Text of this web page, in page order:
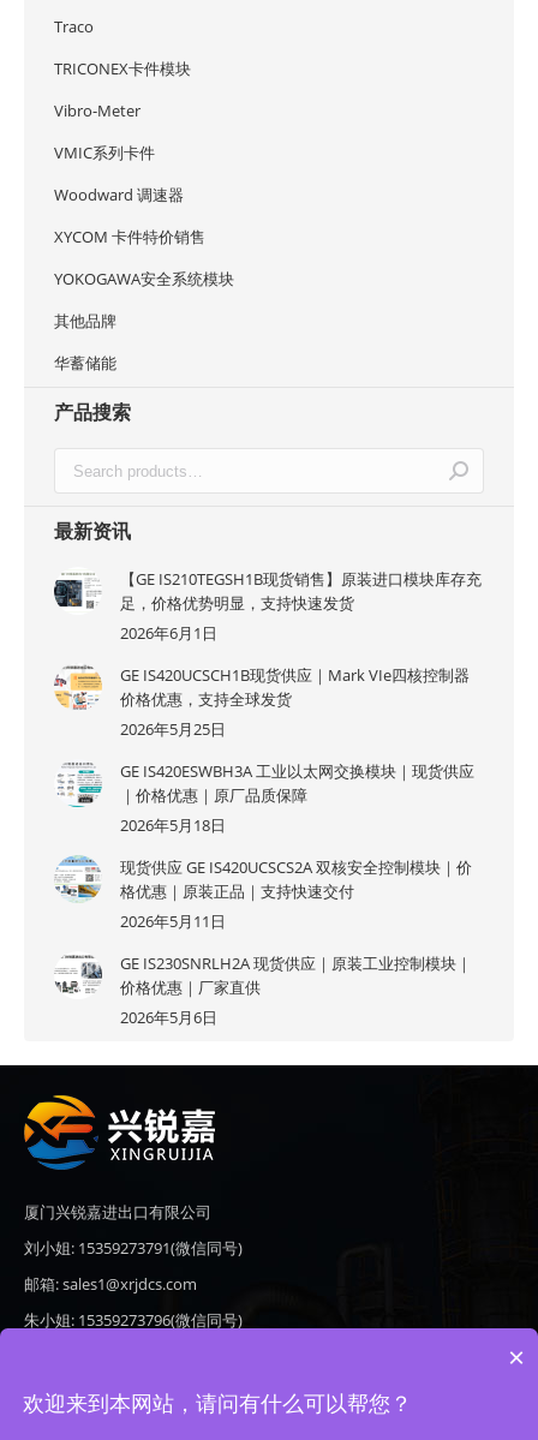
Traco
TRICONEX卡件模块
Vibro-Meter
VMIC系列卡件
Woodward 调速器
XYCOM 卡件特价销售
YOKOGAWA安全系统模块
其他品牌
华蓄储能
产品搜索
最新资讯
【GE IS210TEGSH1B现货销售】原装进口模块库存充
足，价格优势明显，支持快速发货
2026年6月1日
GE IS420UCSCH1B现货供应｜Mark VIe四核控制器
价格优惠，支持全球发货
2026年5月25日
GE IS420ESWBH3A 工业以太网交换模块｜现货供应
｜价格优惠｜原厂品质保障
2026年5月18日
现货供应 GE IS420UCSCS2A 双核安全控制模块｜价
格优惠｜原装正品｜支持快速交付
2026年5月11日
GE IS230SNRLH2A 现货供应｜原装工业控制模块｜
价格优惠｜厂家直供
2026年5月6日
厦门兴锐嘉进出口有限公司
刘小姐: 15359273791(微信同号)
邮箱: sales1@xrjdcs.com
朱小姐: 15359273796(微信同号)
地址: 厦门市翔安区新澳路510号海峡现代城A座6楼609
×
欢迎来到本网站，请问有什么可以帮您？